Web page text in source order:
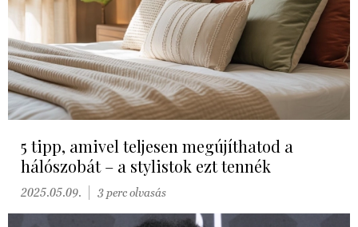
5 tipp, amivel teljesen megújíthatod a
hálószobát – a stylistok ezt tennék
2025.05.09. 3 perc olvasás